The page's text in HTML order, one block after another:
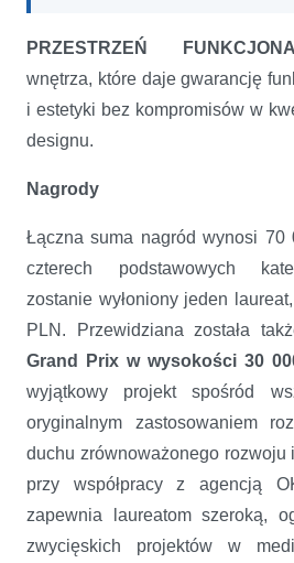
PRZESTRZEŃ
wnętrza, które daje gwarancję
i estetyki bez kompromisów w
designu.
Nagrody
Łączna suma nagród wynosi
czterech podstawowych
zostanie wyłoniony jeden
PLN. Przewidziana została
Grand Prix w wysokości 30
wyjątkowy projekt spośród
oryginalnym zastosowaniem
duchu zrównoważonego rozwoju
przy współpracy z agencją
zapewnia laureatom szeroką,
zwycięskich projektów w